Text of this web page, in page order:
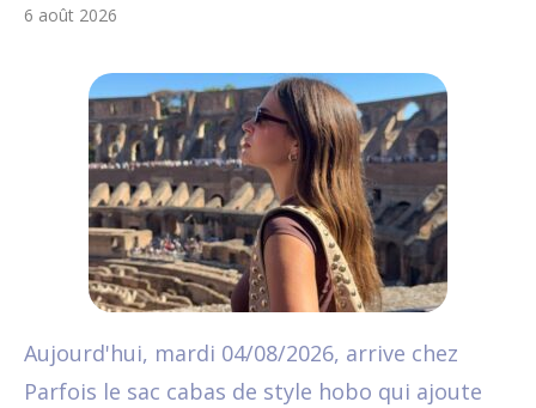
6 août 2026
Aujourd'hui, mardi 04/08/2026, arrive chez
Parfois le sac cabas de style hobo qui ajoute